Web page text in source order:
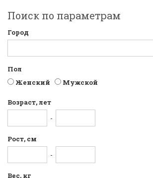
Поиск по параметрам
Город
Пол
Женский
Мужской
Возраст, лет
-
Рост, см
-
Вес, кг